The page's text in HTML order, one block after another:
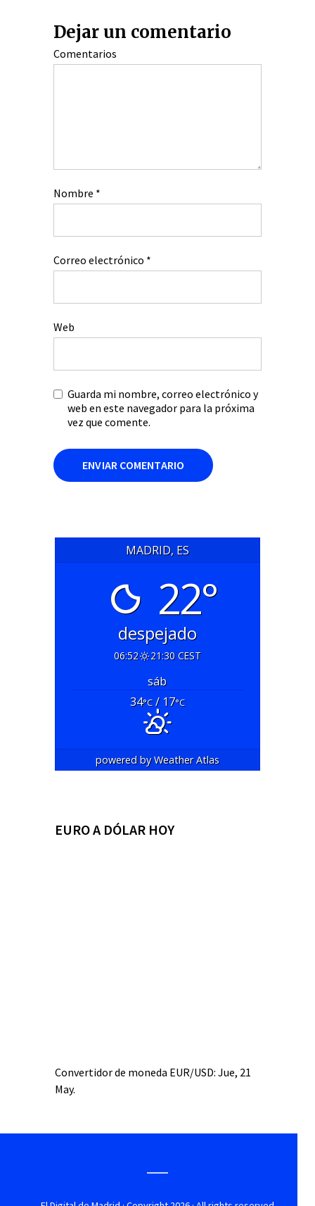
Dejar un comentario
Comentarios
Nombre *
Correo electrónico *
Web
Guarda mi nombre, correo electrónico y
web en este navegador para la próxima
vez que comente.
MADRID, ES
22°
despejado
06:52 21:30 CEST
sáb
34°C/ 17°C
powered byWeather Atlas
EURO A DÓLAR HOY
Convertidor de moneda EUR/USD: Jue, 21
May.